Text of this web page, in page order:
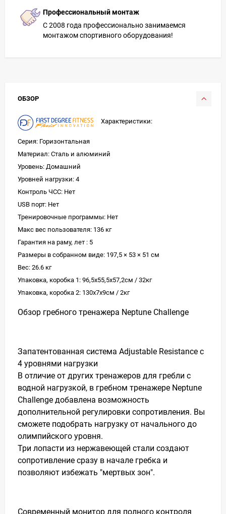
Профессиональный монтаж
С 2008 года профессионально занимаемся
монтажом спортивного оборудования!
ОБЗОР
Характеристики:
Серия: Горизонтальная
Материал: Сталь и алюминий
Уровень: Домашний
Уровней нагрузки: 4
Контроль ЧСС: Нет
USB порт: Нет
Тренировочные программы: Нет
Макс вес пользователя: 136 кг
Гарантия на раму, лет : 5
Размеры в собранном виде: 197,5 × 53 × 51 см
Вес: 26.6 кг
Упаковка, коробка 1: 96,5x55,5x57,2см / 32кг
Упаковка, коробка 2: 130x7x9см / 2кг
Обзор гребного тренажера Neptune Challenge
Запатентованная система Adjustable Resistance c
4 уровнями нагрузки
В отличие от других тренажеров для гребли с
водной нагрузкой, в гребном тренажере Neptune
Challenge добавлена возможность
дополнительной регулировки сопротивления. Вы
сможете подобрать нагрузку от начального до
олимпийского уровня.
Три лопасти из нержавеющей стали создают
сопротивление сразу в начале гребка и
позволяют избежать "мертвых зон".
Современный монитор для полного контроля